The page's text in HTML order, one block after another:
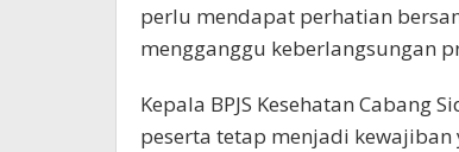
perlu mendapat perhatian
mengganggu keberlangsungan
Kepala BPJS Kesehatan
peserta tetap menjadi